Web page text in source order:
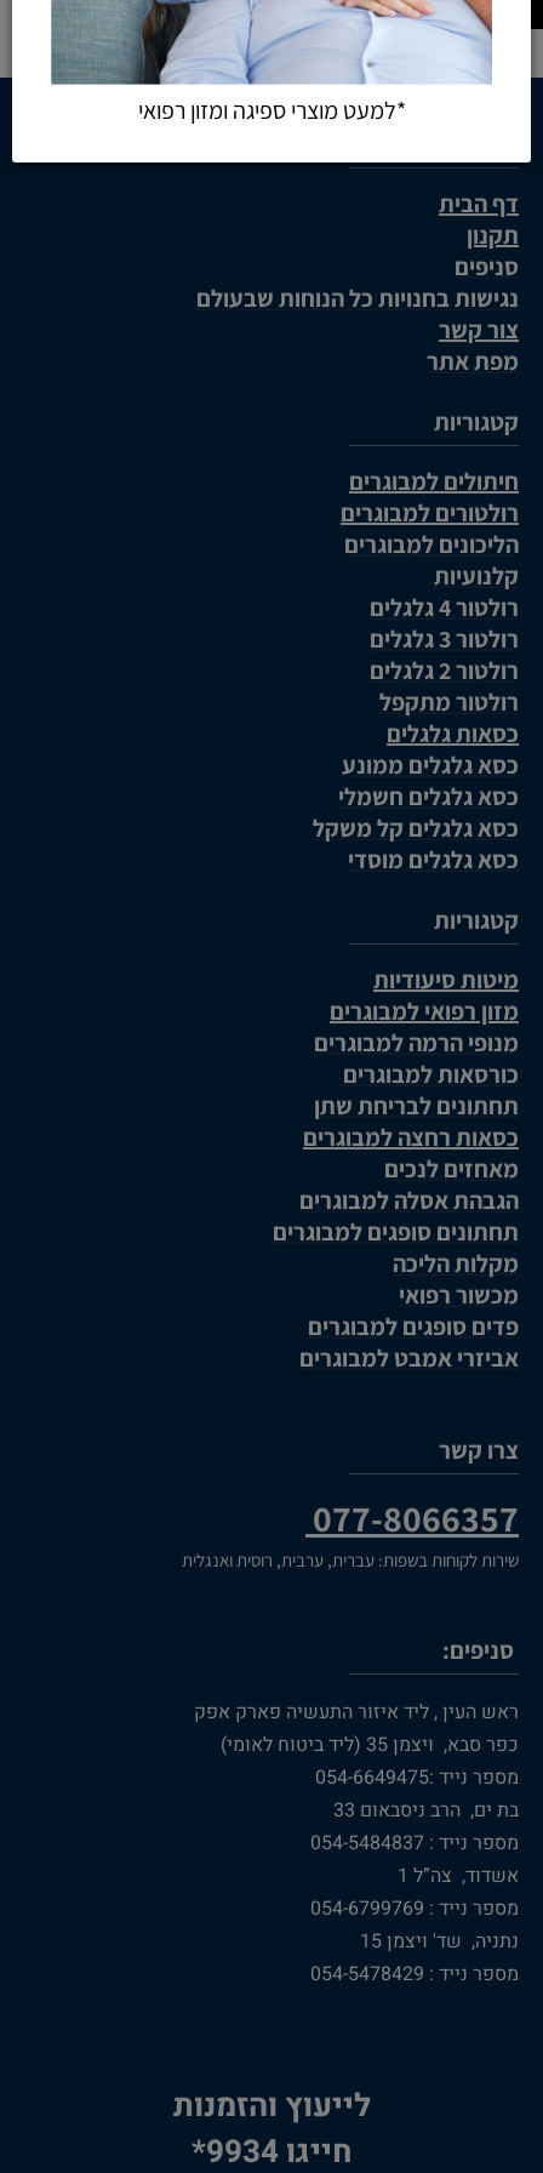
דף הבית
תקנון
סניפים
נגישות בחנויות כל הנוחות שבעולם
צור קשר
מפת אתר
קטגוריות
חיתולים למבוגרים
רולטורים למבוגרים
הליכונים למבוגרים
קלנועיות
רולטור 4 גלגלים
רולטור 3 גלגלים
רולטור 2 גלגלים
רולטור מתקפל
כסאות גלגלים
כסא גלגלים ממונע
כסא גלגלים חשמלי
כסא גלגלים קל משקל
כסא גלגלים מוסדי
קטגוריות
מיטות סיעודיות
מזון רפואי למבוגרים
מנופי הרמה למבוגרים
כורסאות למבוגרים
תחתונים לבריחת שתן
כסאות רחצה למבוגרים
מאחזים לנכים
הגבהת אסלה למבוגרים
תחתונים סופגים למבוגרים
מקלות הליכה
מכשור רפואי
פדים סופגים למבוגרים
אביזרי אמבט למבוגרים
צרו קשר
077-8066357
שירות לקוחות בשפות: עברית, ערבית, רוסית ואנגלית
סניפים:
ראש העין , ליד איזור התעשיה פארק אפק
כפר סבא, ויצמן 35 (ליד ביטוח לאומי)
מספר נייד :054-6649475
בת ים, הרב ניסבאום 33
מספר נייד : 054-5484837
אשדוד, צה”ל 1
מספר נייד : 054-6799769
נתניה, שד' ויצמן 15
מספר נייד : 054-5478429
לייעוץ והזמנות
חייגו 9934*
*למעט מוצרי ספיגה ומזון רפואי